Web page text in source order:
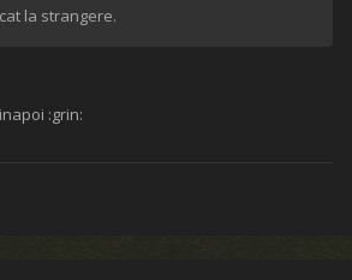
la strangere.
:grin: